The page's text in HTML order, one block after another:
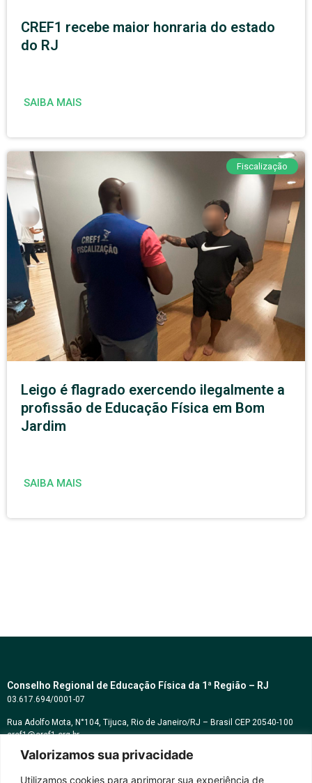
Valorizamos sua privacidade
Utilizamos cookies para aprimorar sua experiência de
CREF1 recebe maior honraria do estado
do RJ
SAIBA MAIS
Fiscalização
Leigo é flagrado exercendo ilegalmente a
profissão de Educação Física em Bom
Jardim
SAIBA MAIS
Conselho Regional de Educação Física da 1ª Região – RJ
03.617.694/0001-07
Rua Adolfo Mota, N°104, Tijuca, Rio de Janeiro/RJ – Brasil CEP 20540-100
cref1@cref1.org.br
Assessoria de comunicação: